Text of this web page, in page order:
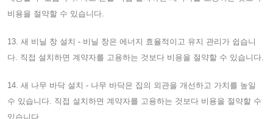
비용을 절약할 수 있습니다.
13. 새 비닐 창 설치 - 비닐 창은 에너지 효율적이고 유지 관리가 쉽습니
다. 직접 설치하면 계약자를 고용하는 것보다 비용을 절약할 수 있습니다.
14. 새 나무 바닥 설치 - 나무 바닥은 집의 외관을 개선하고 가치를 높일
수 있습니다. 직접 설치하면 계약자를 고용하는 것보다 비용을 절약할 수
있습니다.